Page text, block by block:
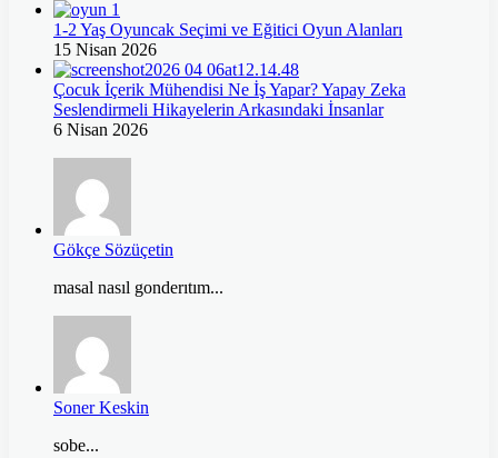
1-2 Yaş Oyuncak Seçimi ve Eğitici Oyun Alanları
15 Nisan 2026
Çocuk İçerik Mühendisi Ne İş Yapar? Yapay Zeka
Seslendirmeli Hikayelerin Arkasındaki İnsanlar
6 Nisan 2026
Gökçe Sözüçetin
masal nasıl gonderıtım...
Soner Keskin
sobe...